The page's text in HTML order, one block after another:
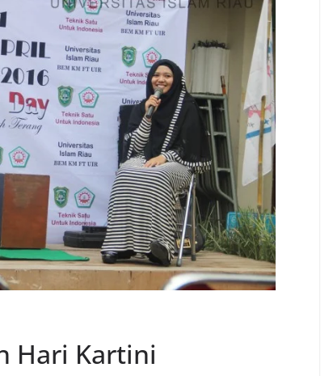
Hari Kartini